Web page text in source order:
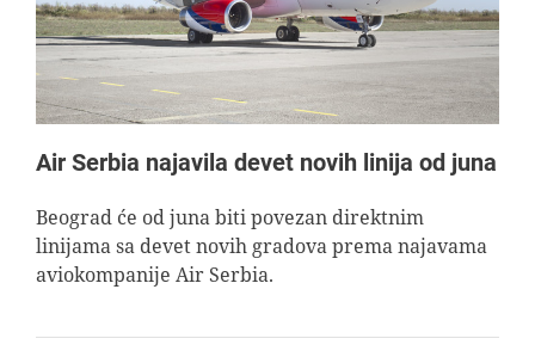
Air Serbia najavila devet novih linija od juna
Beograd će od juna biti povezan direktnim
linijama sa devet novih gradova prema najavama
aviokompanije Air Serbia.